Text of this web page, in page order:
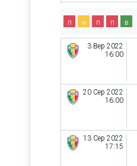
п н п п в
3 Вер 2022
16:00
20 Сер 2022
16:00
13 Сер 2022
17:15